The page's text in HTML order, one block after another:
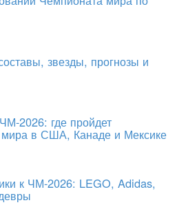
звезды, прогнозы и
2026: где пройдет
в США, Канаде и Мексике
к ЧМ-2026: LEGO, Adidas,